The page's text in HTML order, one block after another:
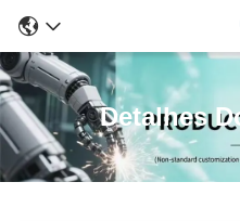
Detalhes